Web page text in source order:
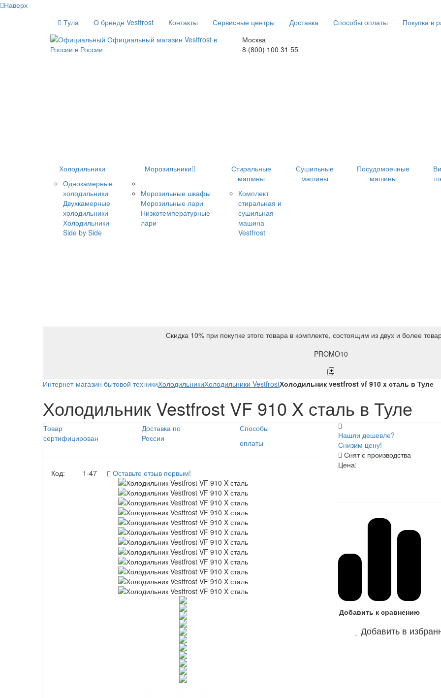
Наверх
Тула
О бренде Vestfrost Контакты Сервисные центры Доставка Способы оплаты
Покупка в
Москва
8 (800) 100 31 55
Холодильники
Однокамерные
холодильники
Двухкамерные
холодильники
Холодильники
Side by Side
Морозильники
Морозильные шкафы
Морозильные лари
Низкотемпературные
лари
Стиральные
машины
Комплект
стиральная и
сушильная
машина
Vestfrost
Сушильные
машины
Посудомоечные
машины
Скидка 10% при покупке этого товара в комплекте, состоящим из двух и более
PROMO10
Интернет-магазин бытовой техникиХолодильникиХолодильники VestfrostХолодильник vestfrost vf 910 x сталь в Туле
Холодильник Vestfrost VF 910 X сталь в Туле
Товар
сертифицирован
Доставка по
России
Способы
оплаты
Код: 1-47 Оставьте отзыв первым!
Нашли дешевле?
Снизим цену!
Снят с производства
Цена:
Добавить к сравнению
Добавить в